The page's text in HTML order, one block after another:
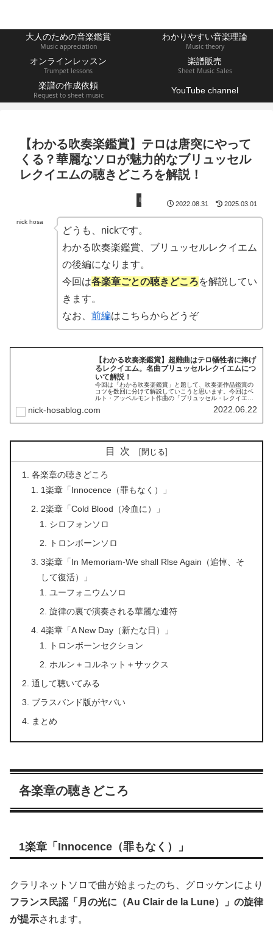
大人のための音楽鑑賞
Music appreciation
わかりやすい音楽理論
Music theory
オンラインレッスン
Trumpet lessons
楽譜販売
Sheet Music Sales
楽譜の作成依頼
Request to sheet music YouTube channel
【わかる吹奏楽鑑賞】テロは唐突にやって
くる？華麗なソロが魅力的なブリュッセル
レクイエムの聴きどころを解説！
吹奏楽
2022.08.31 2025.03.01
nick hosa
どうも、nickです。
わかる吹奏楽鑑賞、ブリュッセルレクイエム
の後編になります。
今回は各楽章ごとの聴きどころを解説してい
きます。
なお、 前編はこちらからどうぞ
【わかる吹奏楽鑑賞】超難曲はテロ犠牲者に捧げ
るレクイエム。名曲ブリュッセルレクイエムにつ
いて解説！
今回は「わかる吹奏楽鑑賞」と題して、吹奏楽作品鑑賞の
コツを数回に分けて解説していこうと思います。今回はベ
ルト・アッペルモント作曲の「ブリュッセル・レクイエ
モント（Bert Appermont, 1973年12月27日 - ）は、ベル
nick-hosablog.com 2022.06.22
目次
各楽章の聴きどころ
1楽章「Innocence（罪もなく）」
2楽章「Cold Blood（冷血に）」
シロフォンソロ
トロンボーンソロ
3楽章「In Memoriam-We shall Rlse Again（追悼、そ
して復活）」
ユーフォニウムソロ
旋律の裏で演奏される華麗な連符
4楽章「A New Day（新たな日）」
トロンボーンセクション
ホルン＋コルネット＋サックス
通して聴いてみる
ブラスバンド版がヤバい
まとめ
各楽章の聴きどころ
1楽章「Innocence（罪もなく）」
クラリネットソロで曲が始まったのち、グロッケンにより
フランス民謡「月の光に（Au Clair de la Lune）」の旋律
が提示されます。